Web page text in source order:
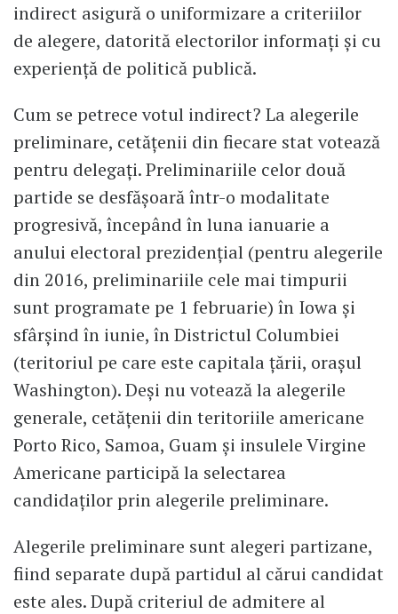
indirect asigură o uniformizare a criteriilor
de alegere, datorită electorilor informaţi şi cu
experienţă de politică publică.
Cum se petrece votul indirect? La alegerile
preliminare, cetăţenii din fiecare stat votează
pentru delegaţi. Preliminariile celor două
partide se desfăşoară într-o modalitate
progresivă, începând în luna ianuarie a
anului electoral prezidenţial (pentru alegerile
din 2016, preliminariile cele mai timpurii
sunt programate pe 1 februarie) în Iowa şi
sfârşind în iunie, în Districtul Columbiei
(teritoriul pe care este capitala ţării, oraşul
Washington). Deşi nu votează la alegerile
generale, cetăţenii din teritoriile americane
Porto Rico, Samoa, Guam şi insulele Virgine
Americane participă la selectarea
candidaţilor prin alegerile preliminare.
Alegerile preliminare sunt alegeri partizane,
fiind separate după partidul al cărui candidat
este ales. După criteriul de admitere al